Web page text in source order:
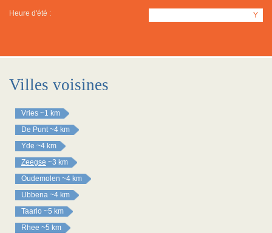
Heure d'été : Y
Villes voisines
Vries ~1 km
De Punt ~4 km
Yde ~4 km
Zeegse ~3 km
Oudemolen ~4 km
Ubbena ~4 km
Taarlo ~5 km
Rhee ~5 km